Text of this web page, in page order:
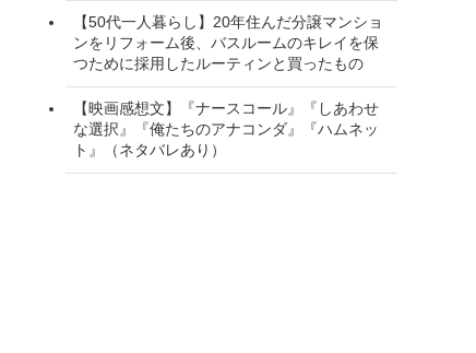
【50代一人暮らし】20年住んだ分譲マンショ
ンをリフォーム後、バスルームのキレイを保
つために採用したルーティンと買ったもの
【映画感想文】『ナースコール』『しあわせ
な選択』『俺たちのアナコンダ』『ハムネッ
ト』（ネタバレあり）